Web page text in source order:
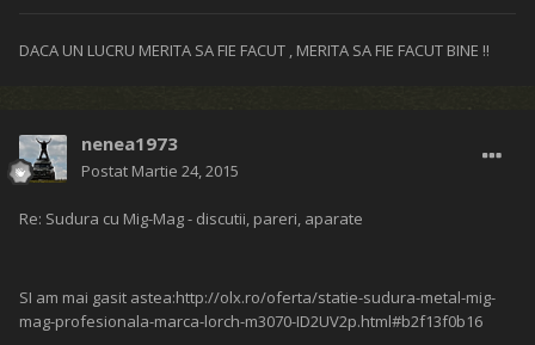
DACA UN LUCRU MERITA SA FIE FACUT , MERITA SA FIE FACUT BINE !!
nenea1973
Postat Martie 24, 2015
Re: Sudura cu Mig-Mag - discutii, pareri, aparate
SI am mai gasit astea:http://olx.ro/oferta/statie-sudura-metal-mig-
mag-profesionala-marca-lorch-m3070-ID2UV2p.html#b2f13f0b16